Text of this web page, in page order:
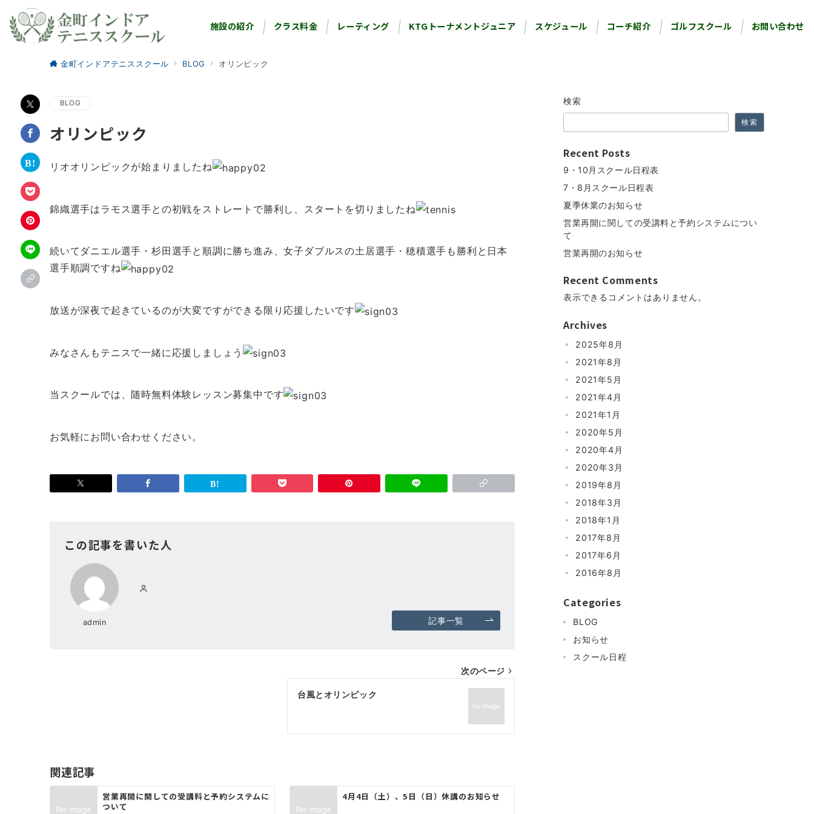
施設の紹介 クラス料金 レーティング KTGトーナメントジュニア スケジュール コーチ紹介 ゴルフスクール お問い合わせ
金町インドアテニススクール BLOG オリンピック
BLOG
オリンピック
リオオリンピックが始まりましたね
錦織選手はラモス選手との初戦をストレートで勝利し、スタートを切りましたね
続いてダニエル選手・杉田選手と順調に勝ち進み、女子ダブルスの土居選手・穂積選手も勝利と日本
選手順調ですね
放送が深夜で起きているのが大変ですができる限り応援したいです
みなさんもテニスで一緒に応援しましょう
当スクールでは、随時無料体験レッスン募集中です
お気軽にお問い合わせください。
この記事を書いた人
admin 記事一覧
ゲ
ー
次のページ
台風とオリンピック
関連記事
営業再開に関しての受講料と予約システムに
ついて
4月4日（土）、5日（日）休講のお知らせ
検索
検索
Recent Posts
9・10月スクール日程表
7・8月スクール日程表
夏季休業のお知らせ
営業再開に関しての受講料と予約システムについ
て
営業再開のお知らせ
Recent Comments
表示できるコメントはありません。
Archives
2025年8月
2021年8月
2021年5月
2021年4月
2021年1月
2020年5月
2020年4月
2020年3月
2019年8月
2018年3月
2018年1月
2017年8月
2017年6月
2016年8月
Categories
BLOG
お知らせ
スクール日程